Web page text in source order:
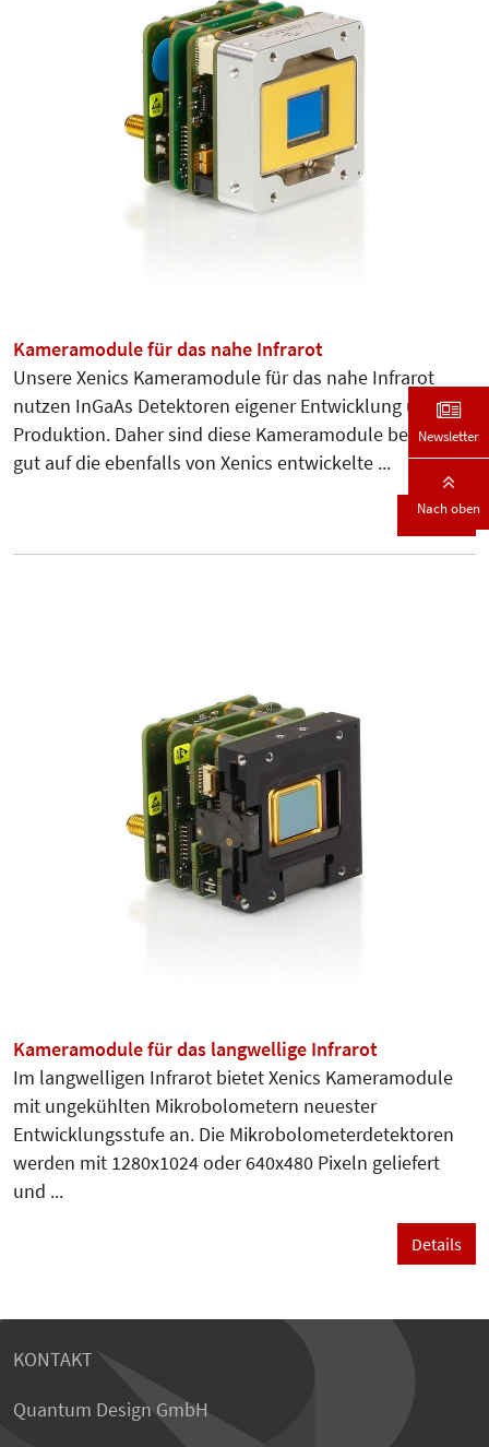
Kameramodule für das nahe Infrarot
Unsere Xenics Kameramodule für das nahe Infrarot
nutzen InGaAs Detektoren eigener Entwicklung und
Produktion. Daher sind diese Kameramodule besonders
gut auf die ebenfalls von Xenics entwickelte ...
Details
Kameramodule für das langwellige Infrarot
Im langwelligen Infrarot bietet Xenics Kameramodule
mit ungekühlten Mikrobolometern neuester
Entwicklungsstufe an. Die Mikrobolometerdetektoren
werden mit 1280x1024 oder 640x480 Pixeln geliefert
und ...
Details
KONTAKT
Quantum Design GmbH
Newsletter
Nach oben